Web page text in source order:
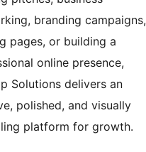
branding campaigns,
pages, or building a
online presence,
Solutions delivers an
polished, and visually
platform for growth.